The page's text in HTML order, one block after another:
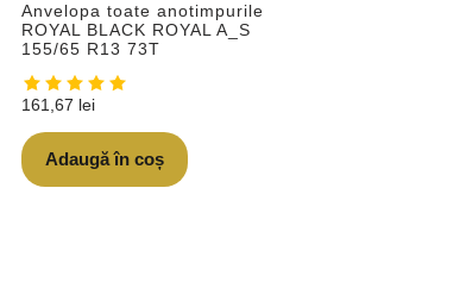
Anvelopa toate anotimpurile
ROYAL BLACK ROYAL A_S
155/65 R13 73T
161,67 lei
Adaugă în coș